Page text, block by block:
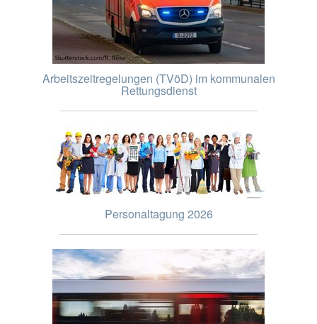
Arbeitszeitregelungen (TVöD) im kommunalen
Rettungsdienst
Personaltagung 2026